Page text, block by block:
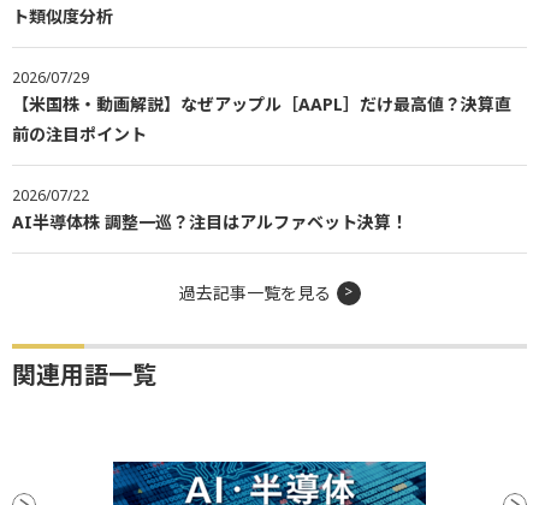
ト類似度分析
2026/07/29
【米国株・動画解説】なぜアップル［AAPL］だけ最高値？決算直
前の注目ポイント
2026/07/22
AI半導体株 調整一巡？注目はアルファベット決算！
過去記事一覧を見る
関連用語一覧